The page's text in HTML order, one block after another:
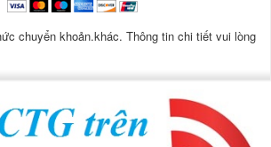
chuyển khoản.khác. Thông tin chi tiết vui lòng